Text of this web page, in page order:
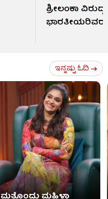
ಶ್ರೀಲಂಕಾ
ಭಾರತೀಯರಿವರು
ಇನ್ನಷ್ಟು ಓದಿ